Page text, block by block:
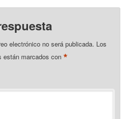
electrónico no será publicada. Los
están marcados con*